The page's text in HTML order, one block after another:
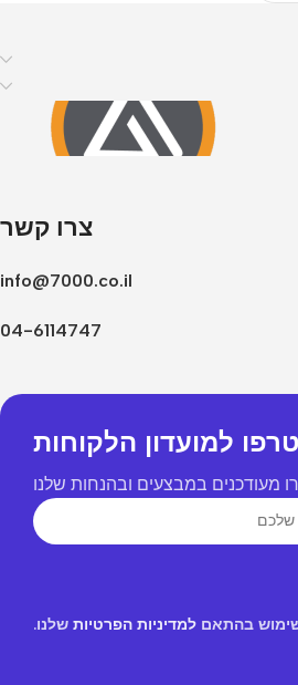
צרו קשר
info@7000.co.il
04-6114747
למועדון הלקוחות
מעודכנים במבצעים ובהנחות שלנו
בהתאם למדיניות הפרטיות שלנו.